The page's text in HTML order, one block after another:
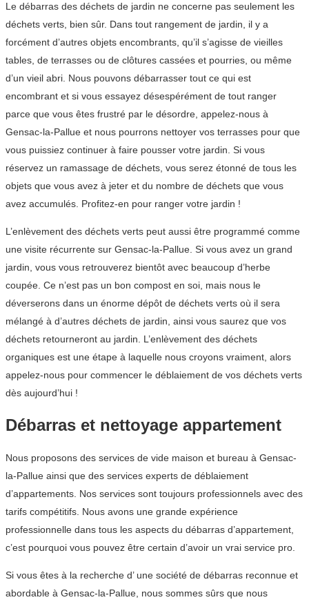
Le débarras des déchets de jardin ne concerne pas seulement les
déchets verts, bien sûr. Dans tout rangement de jardin, il y a
forcément d’autres objets encombrants, qu’il s’agisse de vieilles
tables, de terrasses ou de clôtures cassées et pourries, ou même
d’un vieil abri. Nous pouvons débarrasser tout ce qui est
encombrant et si vous essayez désespérément de tout ranger
parce que vous êtes frustré par le désordre, appelez-nous à
Gensac-la-Pallue et nous pourrons nettoyer vos terrasses pour que
vous puissiez continuer à faire pousser votre jardin. Si vous
réservez un ramassage de déchets, vous serez étonné de tous les
objets que vous avez à jeter et du nombre de déchets que vous
avez accumulés. Profitez-en pour ranger votre jardin !
L’enlèvement des déchets verts peut aussi être programmé comme
une visite récurrente sur Gensac-la-Pallue. Si vous avez un grand
jardin, vous vous retrouverez bientôt avec beaucoup d’herbe
coupée. Ce n’est pas un bon compost en soi, mais nous le
déverserons dans un énorme dépôt de déchets verts où il sera
mélangé à d’autres déchets de jardin, ainsi vous saurez que vos
déchets retourneront au jardin. L’enlèvement des déchets
organiques est une étape à laquelle nous croyons vraiment, alors
appelez-nous pour commencer le déblaiement de vos déchets verts
dès aujourd’hui !
Débarras et nettoyage appartement
Nous proposons des services de vide maison et bureau à Gensac-
la-Pallue ainsi que des services experts de déblaiement
d’appartements. Nos services sont toujours professionnels avec des
tarifs compétitifs. Nous avons une grande expérience
professionnelle dans tous les aspects du débarras d’appartement,
c’est pourquoi vous pouvez être certain d’avoir un vrai service pro.
Si vous êtes à la recherche d’ une société de débarras reconnue et
abordable à Gensac-la-Pallue, nous sommes sûrs que nous